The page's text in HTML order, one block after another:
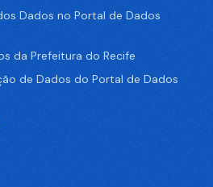
Dados no Portal de Dados
da Prefeitura do Recife
de Dados do Portal de Dados